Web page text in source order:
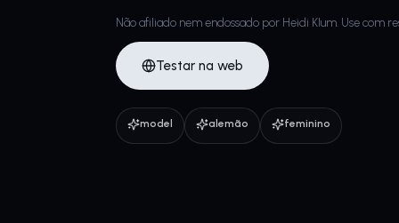
Não afiliado nem endossado por Heidi Klum. Use com
Testar na web
model alemão feminino